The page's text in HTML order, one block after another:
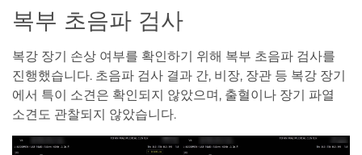
복부 초음파 검사
복강 장기 손상 여부를 확인하기 위해 복부 초음파 검사를
진행했습니다. 초음파 검사 결과 간, 비장, 장관 등 복강 장기
에서 특이 소견은 확인되지 않았으며, 출혈이나 장기 파열
소견도 관찰되지 않았습니다.